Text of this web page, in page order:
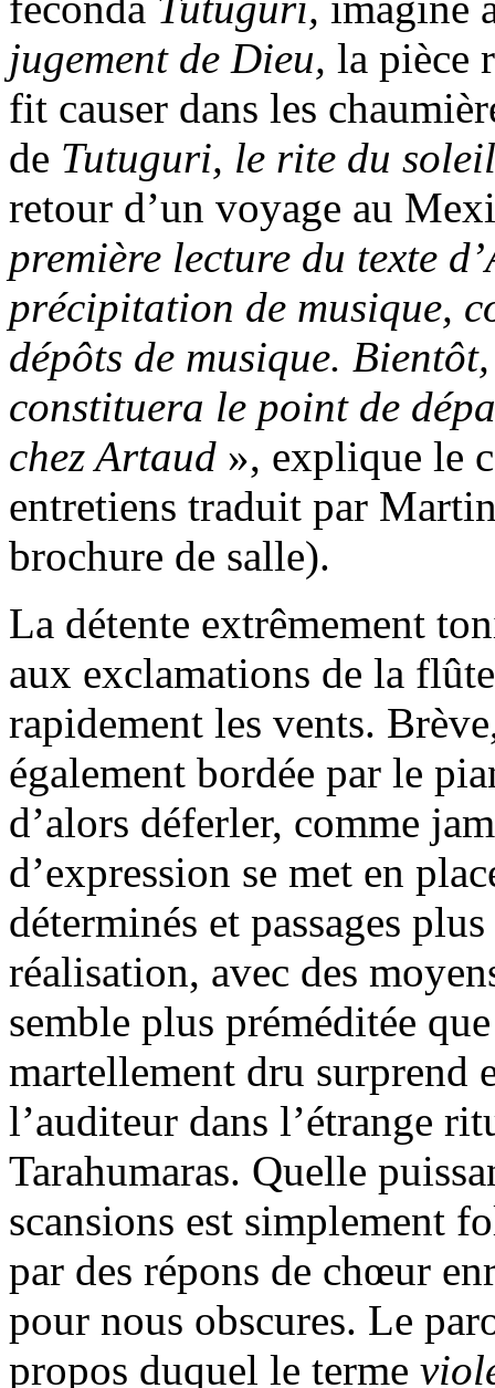
jugement de Dieu, la pièce
fit causer dans les
de Tutuguri, le rite du
retour d’un voyage au
première lecture du texte
précipitation de musique,
dépôts de musique.
constituera le point de
chez Artaud », explique le
entretiens traduit par
brochure de salle).
La détente extrêmement
aux exclamations de la
rapidement les vents.
également bordée par le
d’alors déferler, comme
d’expression se met en
déterminés et passages
réalisation, avec des
semble plus préméditée
martellement dru surprend
l’auditeur dans l’étrange
Tarahumaras. Quelle
scansions est simplement
par des répons de chœur
pour nous obscures. Le
propos duquel le terme